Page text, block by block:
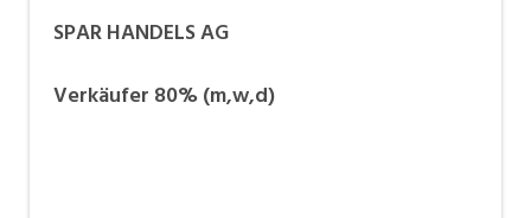
Marketing, Kommunikation, Medien, Druck
SPAR HANDELS AG
Verkäufer 80% (m,w,d)